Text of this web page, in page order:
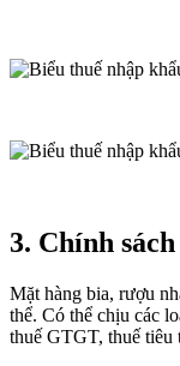
3. Chính
Mặt hàng bia, rượu
thể. Có thể chịu các
thuế GTGT, thuế tiêu